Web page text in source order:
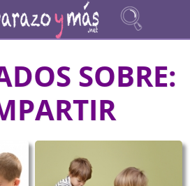
SOBRE: